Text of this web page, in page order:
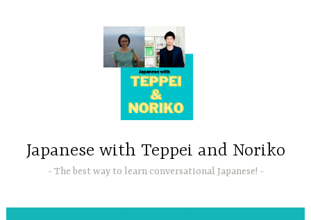
Japanese with Teppei and Noriko
The best way to learn conversational Japanese!